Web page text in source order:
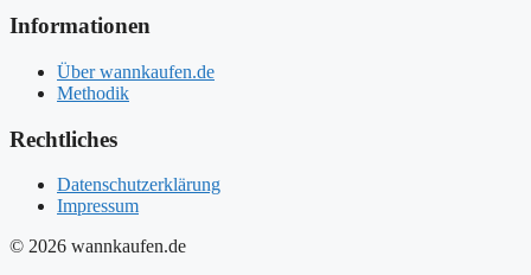
Informationen
Über wannkaufen.de
Methodik
Rechtliches
Datenschutzerklärung
Impressum
© 2026 wannkaufen.de